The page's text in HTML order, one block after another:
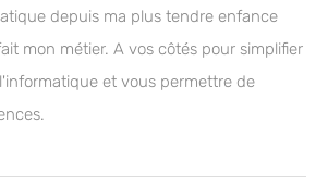
depuis ma plus tendre enfance
mon métier. A vos côtés pour simplifier
et vous permettre de